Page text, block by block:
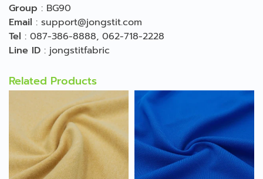
Group : BG90
Email : support@jongstit.com
Tel : 087-386-8888, 062-718-2228
Line ID : jongstitfabric
Related Products